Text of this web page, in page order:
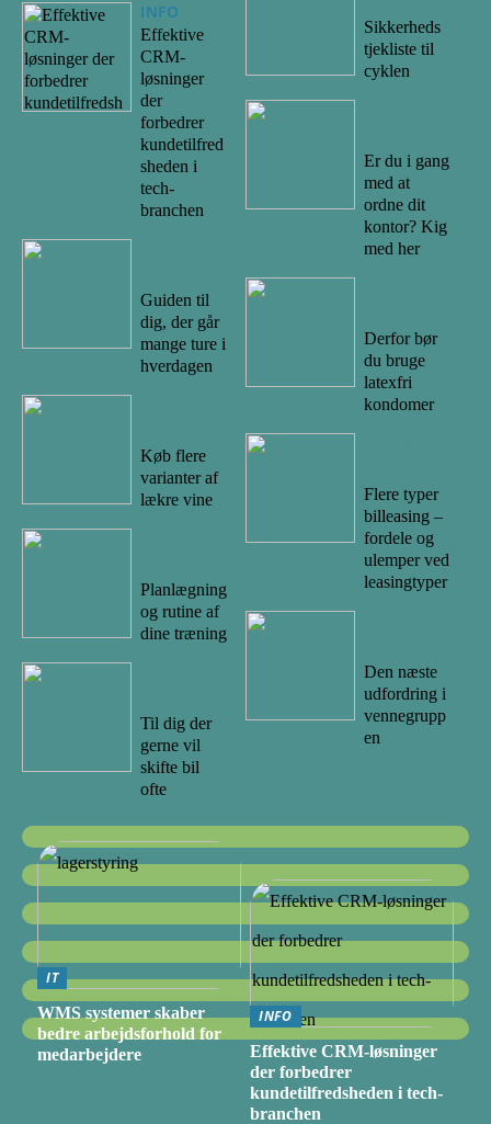
INFO
Effektive
CRM-
løsninger
der
forbedrer
kundetilfred
sheden i
tech-
branchen
Guiden til
dig, der går
mange ture i
hverdagen
Køb flere
varianter af
lækre vine
Planlægning
og rutine af
dine træning
Til dig der
gerne vil
skifte bil
ofte
Sikkerheds
tjekliste til
cyklen
Er du i gang
med at
ordne dit
kontor? Kig
med her
Derfor bør
du bruge
latexfri
kondomer
Flere typer
billeasing –
fordele og
ulemper ved
leasingtyper
Den næste
udfordring i
vennegrupp
en
IT
WMS systemer skaber
bedre arbejdsforhold for
medarbejdere
INFO
Effektive CRM-løsninger
der forbedrer
kundetilfredsheden i tech-
branchen